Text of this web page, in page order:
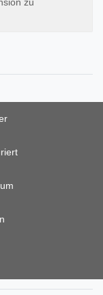
zu